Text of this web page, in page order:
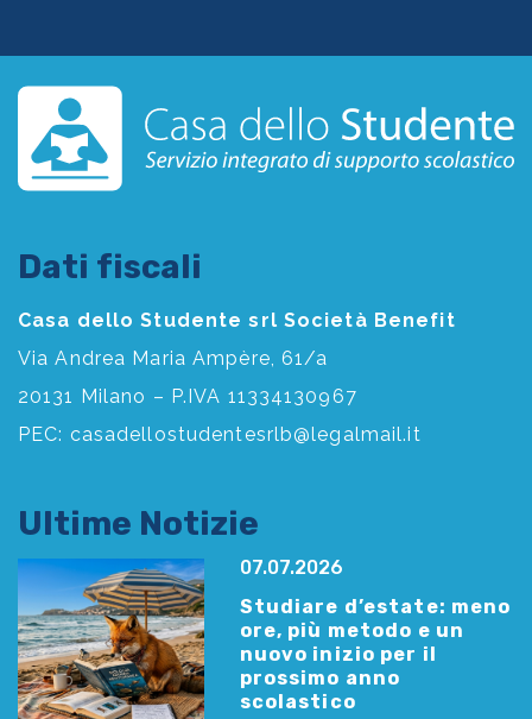
Dati fiscali
Casa dello Studente srl Società Benefit
Via Andrea Maria Ampère, 61/a
20131 Milano – P.IVA 11334130967
PEC: casadellostudentesrlb@legalmail.it
Ultime Notizie
07.07.2026
Studiare d’estate: meno
ore, più metodo e un
nuovo inizio per il
prossimo anno
scolastico